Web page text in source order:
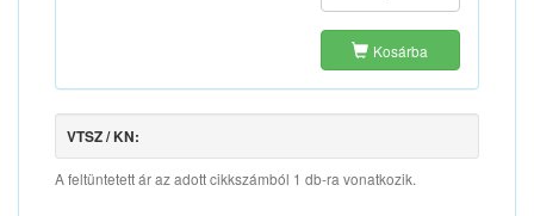
Kosárba
VTSZ / KN:
A feltüntetett ár az adott cikkszámból 1 db-ra vonatkozik.